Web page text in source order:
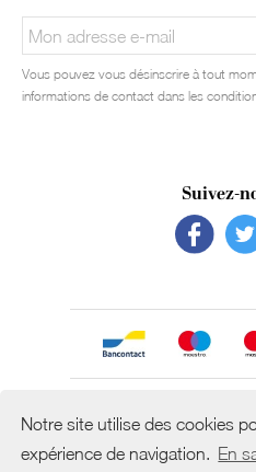
Notre site utilise des cookies
expérience de navigation. En
Vous pouvez vous désinscrire à tout
informations de contact dans les
Suivez-